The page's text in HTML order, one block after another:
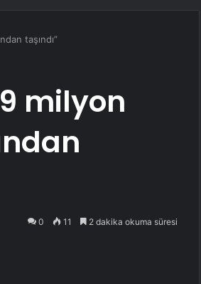
taşındı”
milyon
0 11 2 dakika okuma süresi